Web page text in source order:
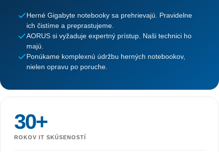
Herné Gigabyte notebooky sa prehrievajú. Pravidelne
ich čistíme a preprastujeme.
AORUS si vyžaduje expertný prístup. Naši technici ho
majú.
Ponúkame komplexnú údržbu herných notebookov,
nielen opravu po poruche.
30+
ROKOV IT SKÚSENOSTÍ